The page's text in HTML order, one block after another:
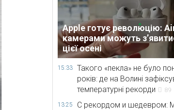
Apple готує революцію:
камерами можуть
цієї осені
15:33
Такого «пекла» не було
років: де на Волині
температурні рекорди
89
13:25
С рекордом и шедевром: